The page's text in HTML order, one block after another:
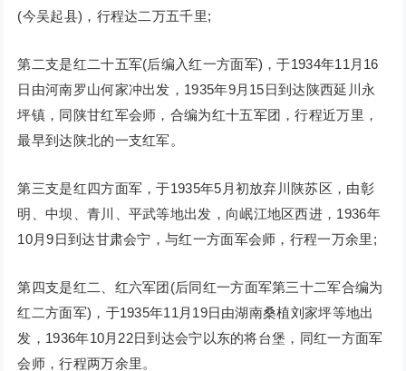
(今吴起县)，行程达二万五千里;
第二支是红二十五军(后编入红一方面军)，于1934年11月16
日由河南罗山何家冲出发，1935年9月15日到达陕西延川永
坪镇，同陕甘红军会师，合编为红十五军团，行程近万里，
最早到达陕北的一支红军。
第三支是红四方面军，于1935年5月初放弃川陕苏区，由彰
明、中坝、青川、平武等地出发，向岷江地区西进，1936年
10月9日到达甘肃会宁，与红一方面军会师，行程一万余里;
第四支是红二、红六军团(后同红一方面军第三十二军合编为
红二方面军)，于1935年11月19日由湖南桑植刘家坪等地出
发，1936年10月22日到达会宁以东的将台堡，同红一方面军
会师，行程两万余里。